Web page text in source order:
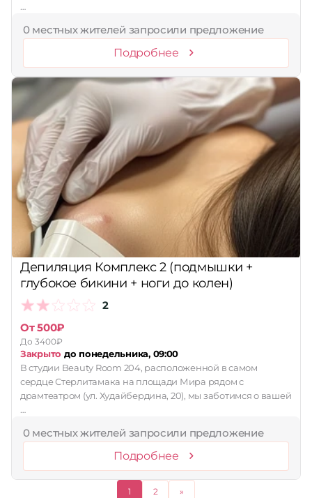
…
0 местных жителей запросили предложение
Подробнее
Депиляция Комплекс 2 (подмышки +
глубокое бикини + ноги до колен)
2
От 500₽
До 3400₽
Закрыто до понедельника, 09:00
В студии Beauty Room 204, расположенной в самом
сердце Стерлитамака на площади Мира рядом с
драмтеатром (ул. Худайбердина, 20), мы заботимся о вашей
…
0 местных жителей запросили предложение
Подробнее
1 2 »